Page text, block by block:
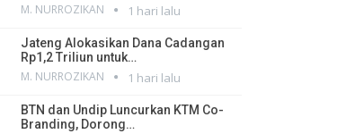
M. NURROZIKAN 1 hari lalu
Jateng Alokasikan Dana Cadangan
Rp1,2 Triliun untuk…
M. NURROZIKAN 1 hari lalu
BTN dan Undip Luncurkan KTM Co-
Branding, Dorong…